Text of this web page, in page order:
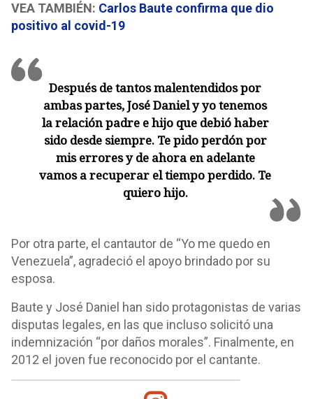
VEA TAMBIÉN: Carlos Baute confirma que dio
positivo al covid-19
Después de tantos malentendidos por
ambas partes, José Daniel y yo tenemos
la relación padre e hijo que debió haber
sido desde siempre. Te pido perdón por
mis errores y de ahora en adelante
vamos a recuperar el tiempo perdido. Te
quiero hijo.
Por otra parte, el cantautor de “Yo me quedo en
Venezuela”, agradeció el apoyo brindado por su
esposa.
Baute y José Daniel han sido protagonistas de varias
disputas legales, en las que incluso solicitó una
indemnización “por daños morales”. Finalmente, en
2012 el joven fue reconocido por el cantante.